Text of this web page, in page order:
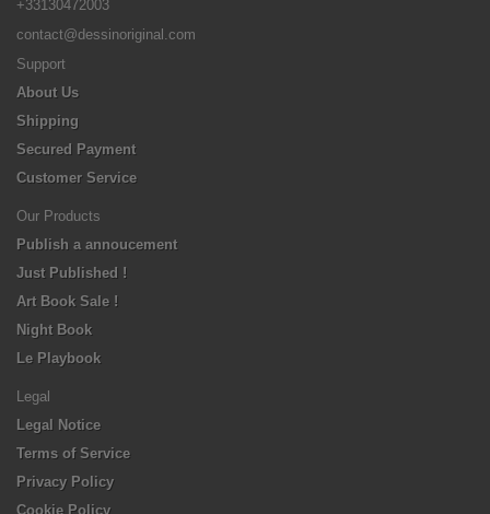
+33130472003
contact@dessinoriginal.com
Support
About Us
Shipping
Secured Payment
Customer Service
Our Products
Publish a annoucement
Just Published !
Art Book Sale !
Night Book
Le Playbook
Legal
Legal Notice
Terms of Service
Privacy Policy
Cookie Policy